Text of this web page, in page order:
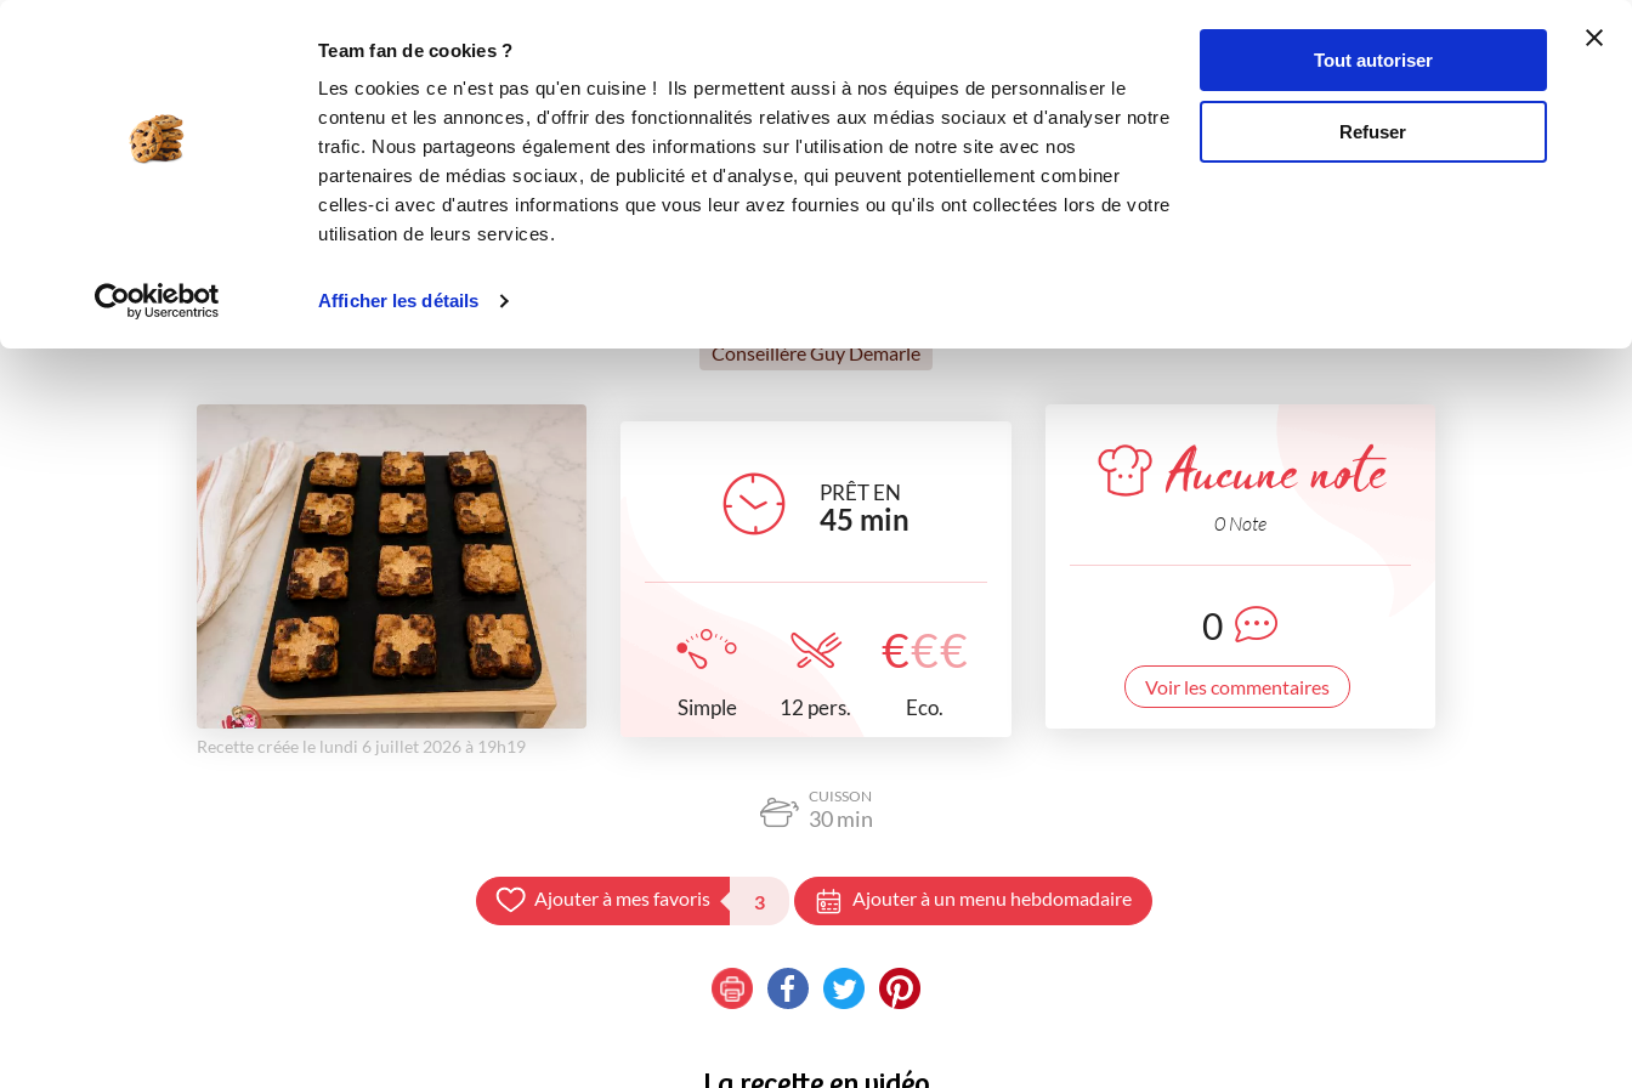
Team fan de cookies ?
Les cookies ce n'est pas qu'en cuisine ! Ils permettent aussi à nos équipes de personnaliser le
contenu et les annonces, d'offrir des fonctionnalités relatives aux médias sociaux et d'analyser notre
trafic. Nous partageons également des informations sur l'utilisation de notre site avec nos
partenaires de médias sociaux, de publicité et d'analyse, qui peuvent potentiellement combiner
celles-ci avec d'autres informations que vous leur avez fournies ou qu'ils ont collectées lors de votre
utilisation de leurs services.
Afficher les détails
Tout autoriser
Refuser
Se connecter
CARRES GOURMANDS THON TOMATE
apéritifs entrées Été Recettes express
Conseillère Guy Demarle
Recette créée le lundi 6 juillet 2026 à 19h19
PRÊT EN
45 min
Simple 12 pers.
€€€
Eco.
Aucune note
0 Note
0
Voir les commentaires
CUISSON
30min
Ajouter à mes favoris 3 Ajouter à un menu hebdomadaire